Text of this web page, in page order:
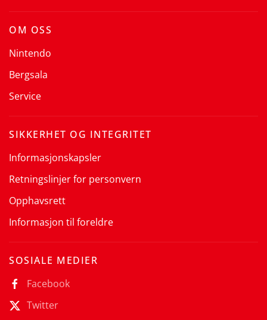
OM OSS
Nintendo
Bergsala
Service
SIKKERHET OG INTEGRITET
Informasjonskapsler
Retningslinjer for personvern
Opphavsrett
Informasjon til foreldre
SOSIALE MEDIER
Facebook
Twitter